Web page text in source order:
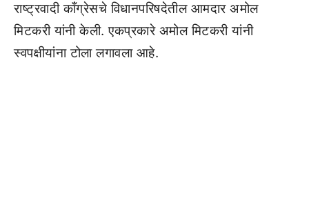
राष्ट्रवादी काँग्रेसचे विधानपरिषदेतील आमदार अमोल
मिटकरी यांनी केली. एकप्रकारे अमोल मिटकरी यांनी
स्वपक्षीयांना टोला लगावला आहे.